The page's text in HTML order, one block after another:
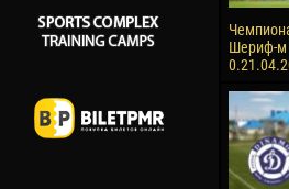
Шериф-м